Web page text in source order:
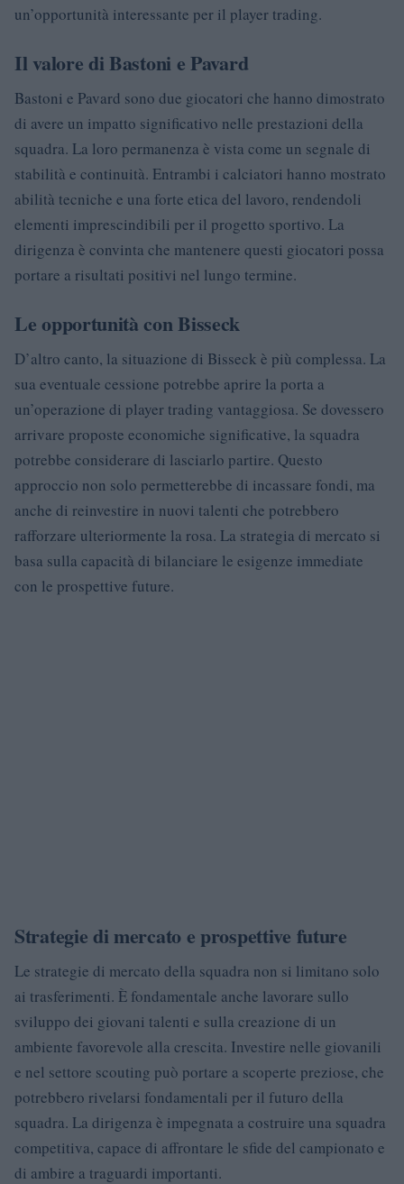
un’opportunità interessante per il player trading.
Il valore di Bastoni e Pavard
Bastoni e Pavard sono due giocatori che hanno dimostrato
di avere un impatto significativo nelle prestazioni della
squadra. La loro permanenza è vista come un segnale di
stabilità e continuità. Entrambi i calciatori hanno mostrato
abilità tecniche e una forte etica del lavoro, rendendoli
elementi imprescindibili per il progetto sportivo. La
dirigenza è convinta che mantenere questi giocatori possa
portare a risultati positivi nel lungo termine.
Le opportunità con Bisseck
D’altro canto, la situazione di Bisseck è più complessa. La
sua eventuale cessione potrebbe aprire la porta a
un’operazione di player trading vantaggiosa. Se dovessero
arrivare proposte economiche significative, la squadra
potrebbe considerare di lasciarlo partire. Questo
approccio non solo permetterebbe di incassare fondi, ma
anche di reinvestire in nuovi talenti che potrebbero
rafforzare ulteriormente la rosa. La strategia di mercato si
basa sulla capacità di bilanciare le esigenze immediate
con le prospettive future.
Strategie di mercato e prospettive future
Le strategie di mercato della squadra non si limitano solo
ai trasferimenti. È fondamentale anche lavorare sullo
sviluppo dei giovani talenti e sulla creazione di un
ambiente favorevole alla crescita. Investire nelle giovanili
e nel settore scouting può portare a scoperte preziose, che
potrebbero rivelarsi fondamentali per il futuro della
squadra. La dirigenza è impegnata a costruire una squadra
competitiva, capace di affrontare le sfide del campionato e
di ambire a traguardi importanti.